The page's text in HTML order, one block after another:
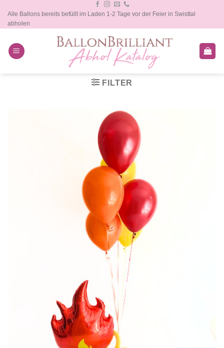
Inhalt
springen
Alle Ballons bereits befüllt im Laden 1-2 Tage vor der Feier in Swisttal
abholen
FILTER